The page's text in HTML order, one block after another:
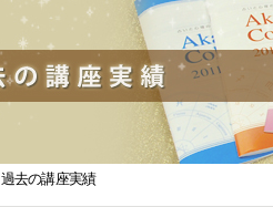
過去の講座実績